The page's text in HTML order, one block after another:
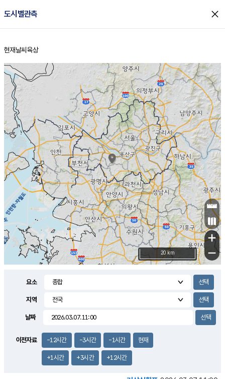
도시별관측 close
홈
현재날씨 육상
+
−
20 km
요소
지역
날짜
이전자료 -12시간 -3시간 -1시간 현재
+1시간 +3시간 +12시간